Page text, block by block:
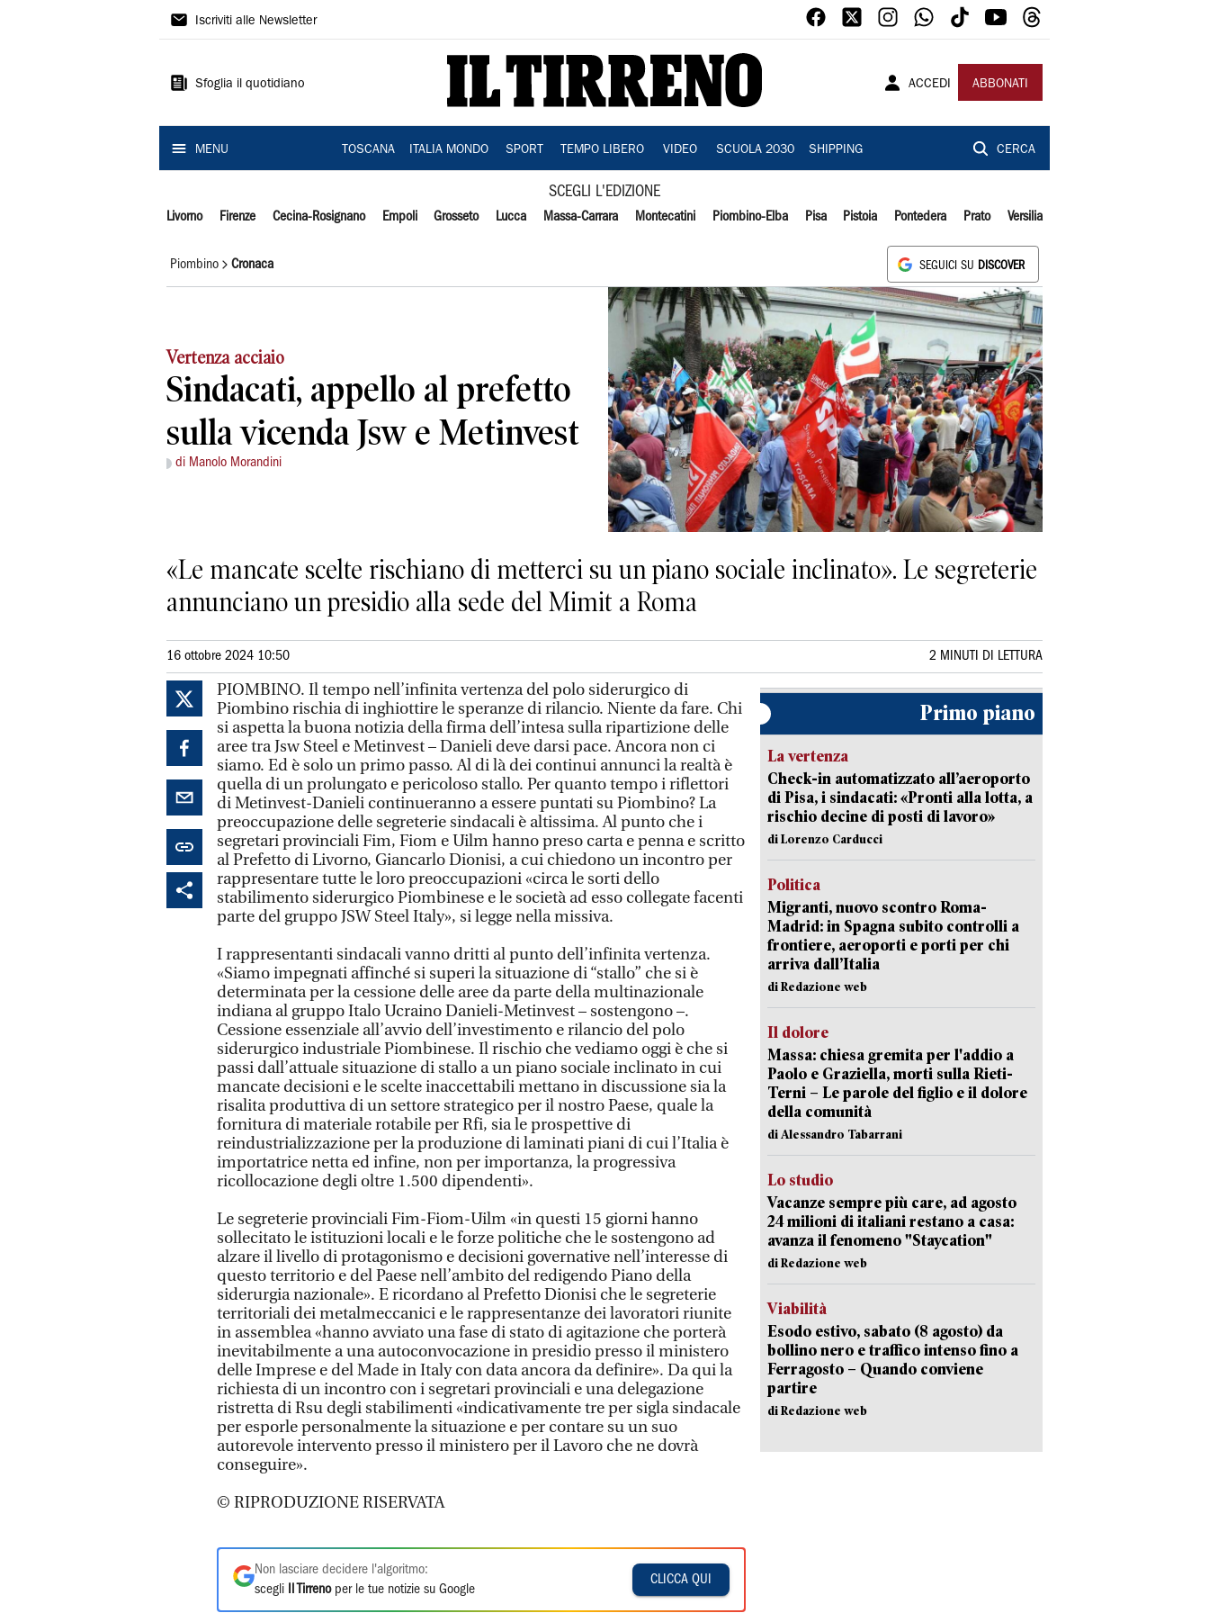
Il
Iscriviti alle Newsletter
Sfoglia il quotidiano ACCEDI ABBONATI
MENU TOSCANA ITALIA MONDO SPORT TEMPO LIBERO VIDEO SCUOLA 2030 SHIPPING CERCA
SCEGLI L'EDIZIONE
Livorno Firenze Cecina-Rosignano Empoli Grosseto Lucca Massa-Carrara Montecatini Piombino-Elba Pisa Pistoia Pontedera Prato Versilia
Piombino Cronaca SEGUICI SU DISCOVER
Vertenza acciaio
Sindacati, appello al prefetto
sulla vicenda Jsw e Metinvest
di Manolo Morandini
«Le mancate scelte rischiano di metterci su un piano sociale inclinato». Le segreterie
annunciano un presidio alla sede del Mimit a Roma
16 ottobre 2024 10:50 2 MINUTI DI LETTURA
PIOMBINO. Il tempo nell’infinita vertenza del polo siderurgico di
Piombino rischia di inghiottire le speranze di rilancio. Niente da fare. Chi
si aspetta la buona notizia della firma dell’intesa sulla ripartizione delle
aree tra Jsw Steel e Metinvest – Danieli deve darsi pace. Ancora non ci
siamo. Ed è solo un primo passo. Al di là dei continui annunci la realtà è
quella di un prolungato e pericoloso stallo. Per quanto tempo i riflettori
di Metinvest-Danieli continueranno a essere puntati su Piombino? La
preoccupazione delle segreterie sindacali è altissima. Al punto che i
segretari provinciali Fim, Fiom e Uilm hanno preso carta e penna e scritto
al Prefetto di Livorno, Giancarlo Dionisi, a cui chiedono un incontro per
rappresentare tutte le loro preoccupazioni «circa le sorti dello
stabilimento siderurgico Piombinese e le società ad esso collegate facenti
parte del gruppo JSW Steel Italy», si legge nella missiva.
I rappresentanti sindacali vanno dritti al punto dell’infinita vertenza.
«Siamo impegnati affinché si superi la situazione di “stallo” che si è
determinata per la cessione delle aree da parte della multinazionale
indiana al gruppo Italo Ucraino Danieli-Metinvest – sostengono –.
Cessione essenziale all’avvio dell’investimento e rilancio del polo
siderurgico industriale Piombinese. Il rischio che vediamo oggi è che si
passi dall’attuale situazione di stallo a un piano sociale inclinato in cui
mancate decisioni e le scelte inaccettabili mettano in discussione sia la
risalita produttiva di un settore strategico per il nostro Paese, quale la
fornitura di materiale rotabile per Rfi, sia le prospettive di
reindustrializzazione per la produzione di laminati piani di cui l’Italia è
importatrice netta ed infine, non per importanza, la progressiva
ricollocazione degli oltre 1.500 dipendenti».
Le segreterie provinciali Fim-Fiom-Uilm «in questi 15 giorni hanno
sollecitato le istituzioni locali e le forze politiche che le sostengono ad
alzare il livello di protagonismo e decisioni governative nell’interesse di
questo territorio e del Paese nell’ambito del redigendo Piano della
siderurgia nazionale». E ricordano al Prefetto Dionisi che le segreterie
territoriali dei metalmeccanici e le rappresentanze dei lavoratori riunite
in assemblea «hanno avviato una fase di stato di agitazione che porterà
inevitabilmente a una autoconvocazione in presidio presso il ministero
delle Imprese e del Made in Italy con data ancora da definire». Da qui la
richiesta di un incontro con i segretari provinciali e una delegazione
ristretta di Rsu degli stabilimenti «indicativamente tre per sigla sindacale
per esporle personalmente la situazione e per contare su un suo
autorevole intervento presso il ministero per il Lavoro che ne dovrà
conseguire».
© RIPRODUZIONE RISERVATA
Non lasciare decidere l'algoritmo:
scegli
Il Tirrenoper le tue notizie su Google
CLICCA QUI
Primo piano
La vertenza
Check-in automatizzato all’aeroporto
di Pisa, i sindacati: «Pronti alla lotta, a
rischio decine di posti di lavoro»
di Lorenzo Carducci
Politica
Migranti, nuovo scontro Roma-
Madrid: in Spagna subito controlli a
frontiere, aeroporti e porti per chi
arriva dall’Italia
di Redazione web
Il dolore
Massa: chiesa gremita per l'addio a
Paolo e Graziella, morti sulla Rieti-
Terni – Le parole del figlio e il dolore
della comunità
di Alessandro Tabarrani
Lo studio
Vacanze sempre più care, ad agosto
24 milioni di italiani restano a casa:
avanza il fenomeno "Staycation"
di Redazione web
Viabilità
Esodo estivo, sabato (8 agosto) da
bollino nero e traffico intenso fino a
Ferragosto – Quando conviene
partire
di Redazione web